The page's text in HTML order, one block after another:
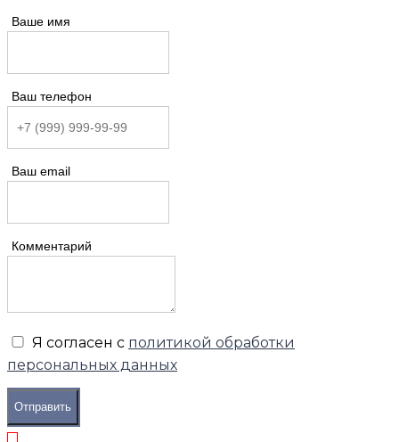
Ваше имя
Ваш телефон
Ваш email
Комментарий
Я согласен с политикой обработки
персональных данных
Отправить